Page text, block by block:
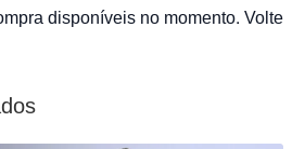
disponíveis no momento. Volte